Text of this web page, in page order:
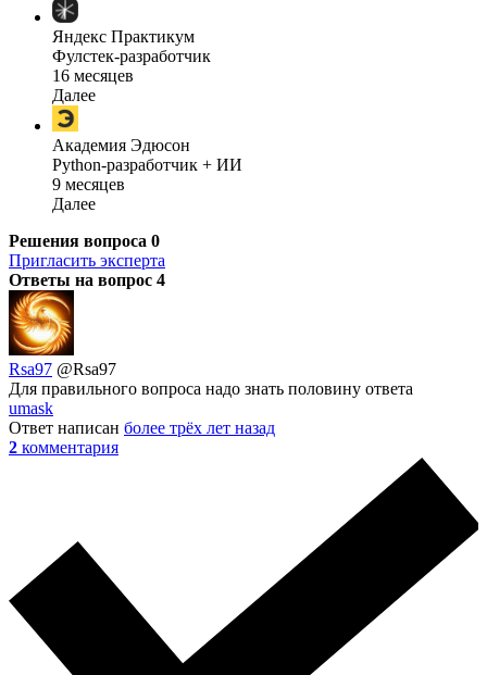
Яндекс Практикум
Фулстек-разработчик
16 месяцев
Далее
Академия Эдюсон
Python-разработчик + ИИ
9 месяцев
Далее
Решения вопроса 0
Пригласить эксперта
Ответы на вопрос 4
Rsa97 @Rsa97
Для правильного вопроса надо знать половину ответа
umask
Ответ написан более трёх лет назад
2 комментария